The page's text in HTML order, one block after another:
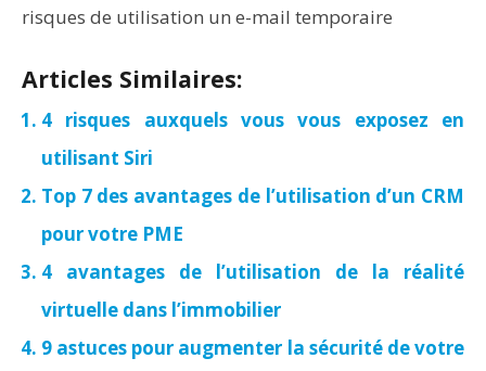
risques de utilisation un e-mail temporaire
Articles Similaires:
4 risques auxquels vous vous exposez en
utilisant Siri
Top 7 des avantages de l’utilisation d’un CRM
pour votre PME
4 avantages de l’utilisation de la réalité
virtuelle dans l’immobilier
9 astuces pour augmenter la sécurité de votre